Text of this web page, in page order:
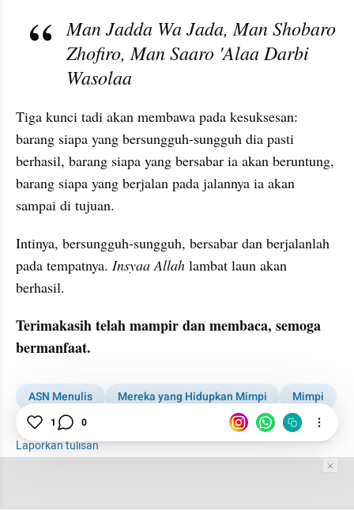
Man Jadda Wa Jada, Man Shobaro
Zhofiro, Man Saaro 'Alaa Darbi
Wasolaa
Tiga kunci tadi akan membawa pada kesuksesan:
barang siapa yang bersungguh-sungguh dia pasti
berhasil, barang siapa yang bersabar ia akan beruntung,
barang siapa yang berjalan pada jalannya ia akan
sampai di tujuan.
Intinya, bersungguh-sungguh, bersabar dan berjalanlah
pada tempatnya. Insyaa Allah lambat laun akan
berhasil.
Terimakasih telah mampir dan membaca, semoga
bermanfaat.
ASN Menulis Mereka yang Hidupkan Mimpi
Mimpi
Motivasi
Laporkan tulisan
1 0